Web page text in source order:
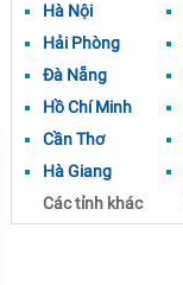
Hà Nội
Hải Phòng
Đà Nẵng
Hồ Chí Minh
Cần Thơ
Hà Giang
Các tỉnh khác